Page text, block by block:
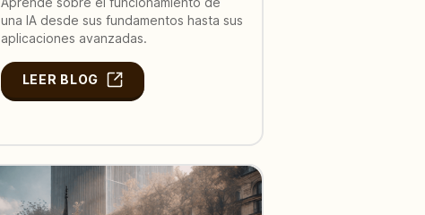
una IA desde sus fundamentos hasta sus
aplicaciones avanzadas.
LEER BLOG